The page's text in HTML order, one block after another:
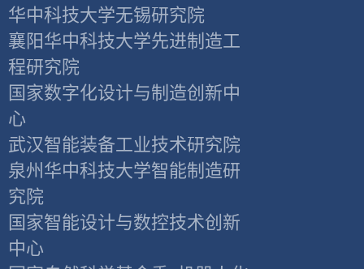
华中科技大学无锡研究院
襄阳华中科技大学先进制造工
程研究院
国家数字化设计与制造创新中
心
武汉智能装备工业技术研究院
泉州华中科技大学智能制造研
究院
国家智能设计与数控技术创新
中心